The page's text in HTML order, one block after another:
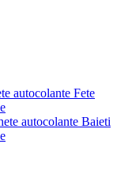
autocolante Fete
autocolante Baieti